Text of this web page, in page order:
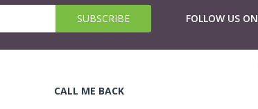
FOLLOW US ON
CALL ME BACK